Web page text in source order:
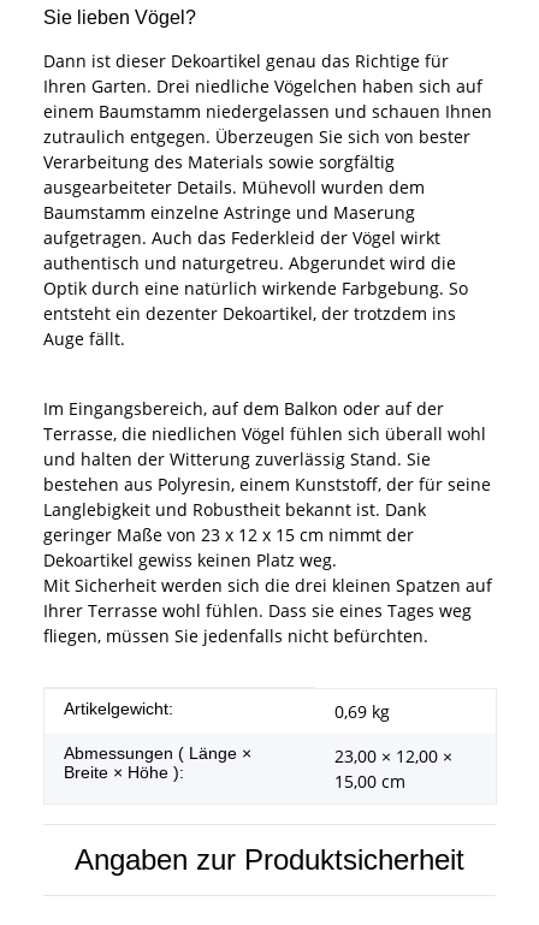
Sie lieben Vögel?
Dann ist dieser Dekoartikel genau das Richtige für
Ihren Garten. Drei niedliche Vögelchen haben sich auf
einem Baumstamm niedergelassen und schauen Ihnen
zutraulich entgegen. Überzeugen Sie sich von bester
Verarbeitung des Materials sowie sorgfältig
ausgearbeiteter Details. Mühevoll wurden dem
Baumstamm einzelne Astringe und Maserung
aufgetragen. Auch das Federkleid der Vögel wirkt
authentisch und naturgetreu. Abgerundet wird die
Optik durch eine natürlich wirkende Farbgebung. So
entsteht ein dezenter Dekoartikel, der trotzdem ins
Auge fällt.
Im Eingangsbereich, auf dem Balkon oder auf der
Terrasse, die niedlichen Vögel fühlen sich überall wohl
und halten der Witterung zuverlässig Stand. Sie
bestehen aus Polyresin, einem Kunststoff, der für seine
Langlebigkeit und Robustheit bekannt ist. Dank
geringer Maße von 23 x 12 x 15 cm nimmt der
Dekoartikel gewiss keinen Platz weg.
Mit Sicherheit werden sich die drei kleinen Spatzen auf
Ihrer Terrasse wohl fühlen. Dass sie eines Tages weg
fliegen, müssen Sie jedenfalls nicht befürchten.
Produkteigenschaft
Wert
Artikelgewicht: 0,69 kg
Abmessungen ( Länge ×
Breite × Höhe ):
23,00 × 12,00 ×
15,00 cm
Angaben zur Produktsicherheit